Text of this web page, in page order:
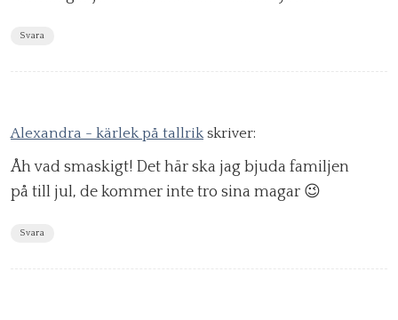
Svara
Alexandra - kärlek på tallrik skriver:
Åh vad smaskigt! Det här ska jag bjuda familjen
på till jul, de kommer inte tro sina magar 😉
Svara